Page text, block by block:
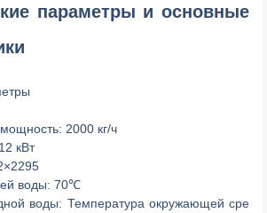
параметры и основные
2000 кг/ч
кВт
воды: 70℃
воды: Температура окружающей сре